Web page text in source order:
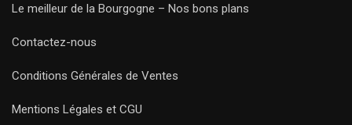
Le meilleur de la Bourgogne – Nos bons plans
Contactez-nous
Conditions Générales de Ventes
Mentions Légales et CGU